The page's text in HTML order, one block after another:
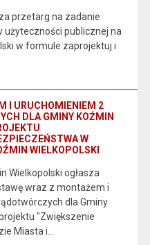
przetarg na zadanie
publicznej na
w formule zaprojektuj i
I URUCHOMIENIEM 2
DLA GMINY KOŹMIN
W
WIELKOPOLSKI
Wielkopolski ogłasza
wraz z montażem i
dla Gminy
"Zwiększenie
Miasta i…